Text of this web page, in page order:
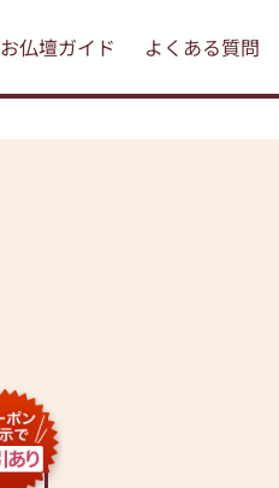
お仏壇ガイド よくある質問